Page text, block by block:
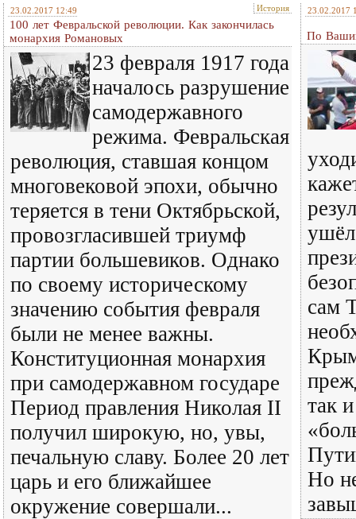
23.02.2017 12:49 История
100 лет Февральской революции. Как закончилась
монархия Романовых
23 февраля 1917 года
началось разрушение
самодержавного
режима. Февральская
революция, ставшая концом
многовековой эпохи, обычно
теряется в тени Октябрьской,
провозгласившей триумф
партии большевиков. Однако
по своему историческому
значению события февраля
были не менее важны.
Конституционная монархия
при самодержавном государе
Период правления Николая II
получил широкую, но, увы,
печальную славу. Более 20 лет
царь и его ближайшее
окружение совершали...
23.02.2017
По
сам
так
Но